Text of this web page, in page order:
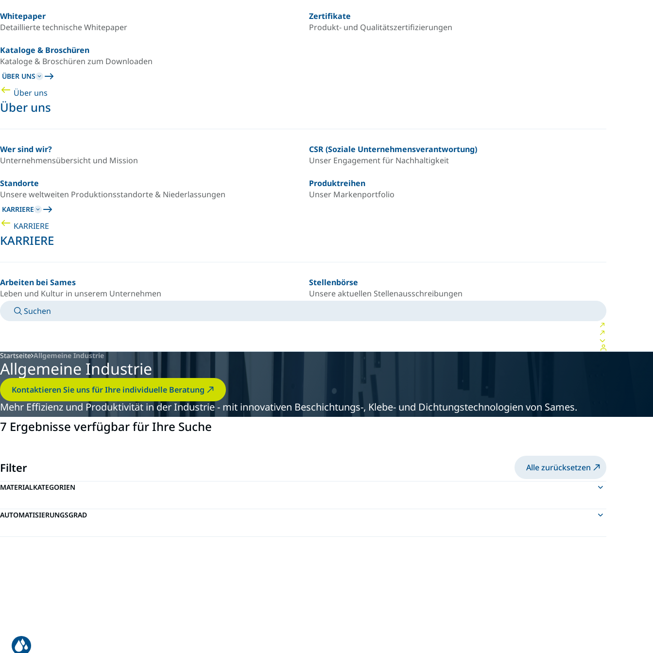
Whitepaper
Detaillierte technische Whitepaper
Zertifikate
Produkt- und Qualitätszertifizierungen
Kataloge & Broschüren
Kataloge & Broschüren zum Downloaden
ÜBER UNS
Über uns
Über uns
Wer sind wir?
Unternehmensübersicht und Mission
CSR (Soziale Unternehmensverantwortung)
Unser Engagement für Nachhaltigkeit
Standorte
Unsere weltweiten Produktionsstandorte & Niederlassungen
Produktreihen
Unser Markenportfolio
KARRIERE
KARRIERE
KARRIERE
Arbeiten bei Sames
Leben und Kultur in unserem Unternehmen
Stellenbörse
Unsere aktuellen Stellenausschreibungen
Suchen
Startseite Allgemeine Industrie
Allgemeine Industrie
Kontaktieren Sie uns für Ihre individuelle Beratung
Mehr Effizienz und Produktivität in der Industrie - mit innovativen Beschichtungs-, Klebe- und Dichtungstechnologien von Sames.
7 Ergebnisse verfügbar für Ihre Suche
Filter Alle zurücksetzen
MATERIALKATEGORIEN
AUTOMATISIERUNGSGRAD